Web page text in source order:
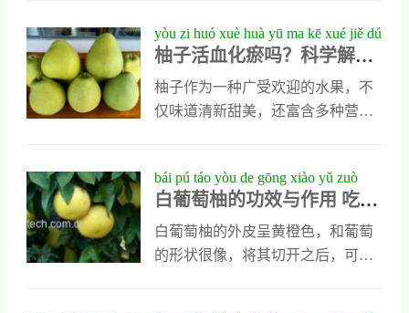
的重要作用，能让人们的
本柚子功效与作用1、日本柚子能促
进胎儿发育日本柚子可以增强人类
体质，它里面含有大量的天然叶
酸，这种天然物质可以预防孕妇贫
血糖日本柚子中有
药用价值A柚子皮煮水治小儿肺
炎：将柚子吃完后,留皮晾干,放进锅
里几块加水一起煮块不要太小,否则
药效减小,但也不宜过大,水不要太多
好。B柚子皮煮水治疗冻疮：用晒
干的柚子皮煮水，烧到很浓时取此
水热敷冻伤处，但破皮之处忌。热
敷的温度要注意，刚开始时，毛巾
yòu zi huó xuè huà yū ma kē xué jiě dú
yòu zi de yíng yǎng jià zhí yǔ gōng
xiào
柚子活血化瘀吗？科学解读
柚子的营养价值与功效
柚子作为一种广受欢迎的水果，不
仅味道清新甜美，还富含多种营养
柚子性凉，味甘酸，主要作用在于
理气、消食和降火，并非直接以活
血化瘀见长。但其丰富的维生素C
和黄酮类物质，有助于改善血液循
bái pú táo yòu de gōng xiào yǔ zuò
yòng chī bái pú táo yòu yǒu shén me
hǎo chù
白葡萄柚的功效与作用 吃白
葡萄柚有什么好处
白葡萄柚的外皮呈黄橙色，和葡萄
的形状很像，将其切开之后，可以